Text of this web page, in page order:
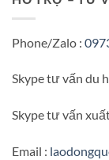
Phone/Zalo :
Skype tư vấn du
Skype tư vấn
Email :